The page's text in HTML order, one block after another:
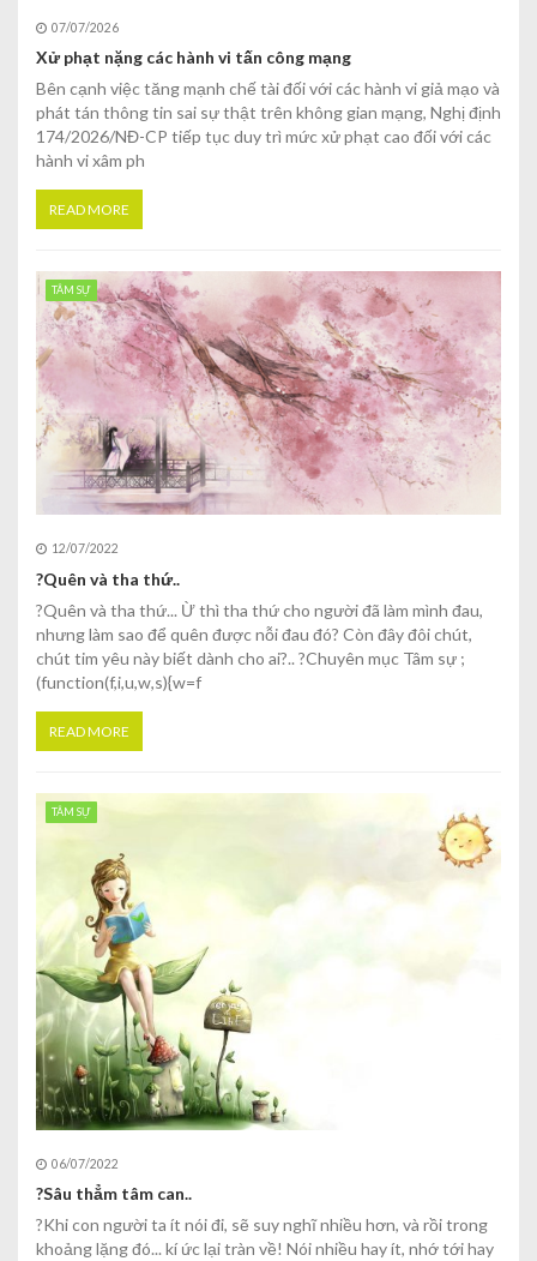
07/07/2026
Xử phạt nặng các hành vi tấn công mạng
Bên cạnh việc tăng mạnh chế tài đối với các hành vi giả mạo và
phát tán thông tin sai sự thật trên không gian mạng, Nghị định
174/2026/NĐ-CP tiếp tục duy trì mức xử phạt cao đối với các
hành vi xâm ph
READ MORE
TÂM SỰ
12/07/2022
?Quên và tha thứ..
?Quên và tha thứ... Ừ thì tha thứ cho người đã làm mình đau,
nhưng làm sao để quên được nỗi đau đó? Còn đây đôi chút,
chút tim yêu này biết dành cho ai?.. ?Chuyên mục Tâm sự ;
(function(f,i,u,w,s){w=f
READ MORE
TÂM SỰ
06/07/2022
?Sâu thẳm tâm can..
?Khi con người ta ít nói đi, sẽ suy nghĩ nhiều hơn, và rồi trong
khoảng lặng đó... kí ức lại tràn về! Nói nhiều hay ít, nhớ tới hay